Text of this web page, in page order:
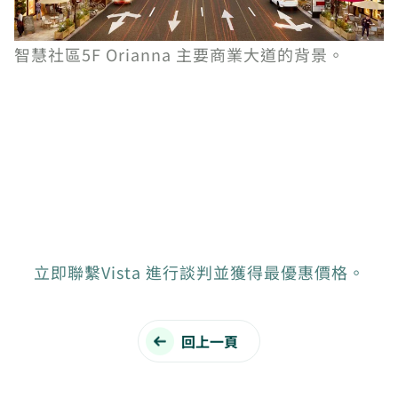
智慧社區5F Orianna 主要商業大道的背景。
立即聯繫Vista 進行談判並獲得最優惠價格。
回上一頁